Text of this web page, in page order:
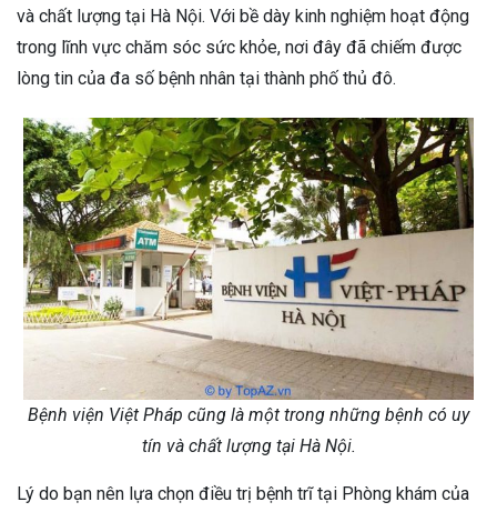
và chất lượng tại Hà Nội. Với bề dày kinh nghiệm hoạt động
trong lĩnh vực chăm sóc sức khỏe, nơi đây đã chiếm được
lòng tin của đa số bệnh nhân tại thành phố thủ đô.
Bệnh viện Việt Pháp cũng là một trong những bệnh có uy
tín và chất lượng tại Hà Nội.
Lý do bạn nên lựa chọn điều trị bệnh trĩ tại Phòng khám của